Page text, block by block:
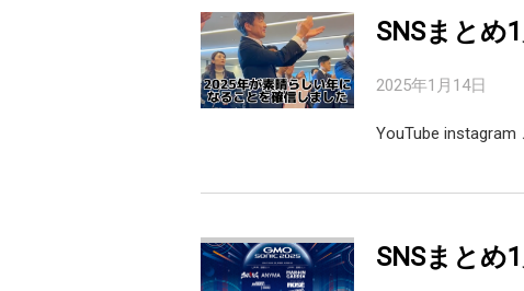
SNSまとめ
2025年1月14日
YouTube
SNSまとめ